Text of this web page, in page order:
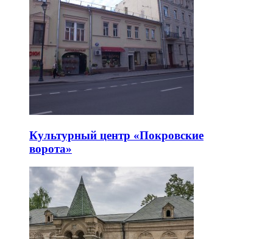
Культурный центр «Покровские
ворота»